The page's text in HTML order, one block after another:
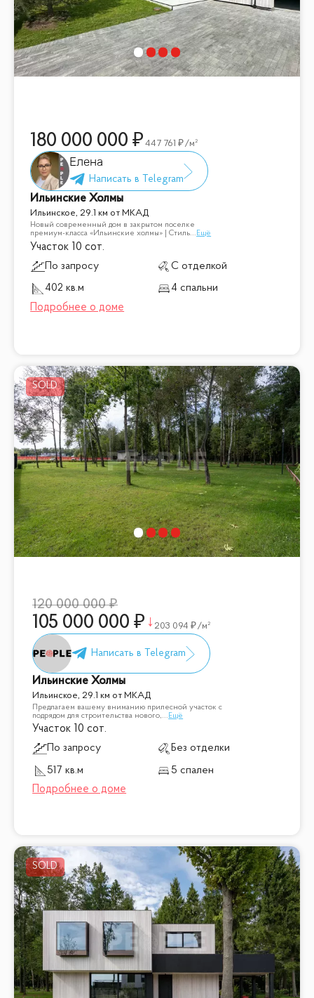
180 000 000 447 761 /м²
Елена
Ильинские Холмы
Ильинское, 29.1 км от МКАД
Новый современный дом в закрытом поселке
премиум-класса «Ильинские холмы» | Стиль... Ещё
Участок 10 сот.
По запросу
С отделкой
402 кв.м
4 спальни
120 000 000
105 000 000 203 094 /м²
Ильинские Холмы
Ильинское, 29.1 км от МКАД
Предлагаем вашему вниманию прилесной участок с
подрядом для строительства нового,... Ещё
Участок 10 сот.
По запросу
Без отделки
517 кв.м
5 спален